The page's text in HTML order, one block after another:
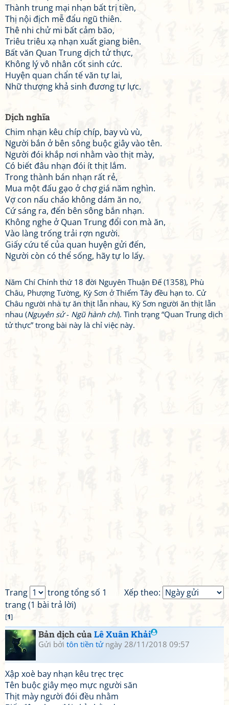
Thành trung mại nhạn bất trị tiền,
Thị nội địch mễ đẩu ngũ thiên.
Thê nhi chử mi bất cảm bão,
Triêu triêu xạ nhạn xuất giang biên.
Bất văn Quan Trung dịch tử thực,
Không lý vô nhân cốt sinh cức.
Huyện quan chẩn tế văn tự lai,
Nhữ thượng khả sinh đương tự lực.
Dịch nghĩa
Chim nhạn kêu chíp chíp, bay vù vù,
Người bắn ở bên sông buộc giây vào tên.
Người đói khắp nơi nhằm vào thịt mày,
Có biết đâu nhạn đói ít thịt lắm.
Trong thành bán nhạn rất rẻ,
Mua một đấu gạo ở chợ giá năm nghìn.
Vợ con nấu cháo không dám ăn no,
Cứ sáng ra, đến bên sông bắn nhạn.
Không nghe ở Quan Trung đổi con mà ăn,
Vào làng trống trải rợn người.
Giấy cứu tế của quan huyện gửi đến,
Người còn có thể sống, hãy tự lo lấy.
Năm Chí Chính thứ 18 đời Nguyên Thuận Đế (1358), Phù
Châu, Phượng Tường, Kỳ Sơn ở Thiểm Tây đều hạn to. Cử
Châu người nhà tự ăn thịt lẫn nhau, Kỳ Sơn người ăn thịt lẫn
nhau (Nguyên sử- Ngũ hành chí). Tình trạng “Quan Trung dịch
tử thực” trong bài này là chỉ việc này.
Xếp theo:
Trang
trong tổng số 1
trang (1 bài trả lời)
[1]
Bản dịch củaLê Xuân Khải
Gửi bởi tôn tiền tửngày 28/11/2018 09:57
Xập xoè bay nhạn kêu trẹc trẹc
Tên buộc giây mẹo mực người săn
Thịt mày người đói đều nhằm